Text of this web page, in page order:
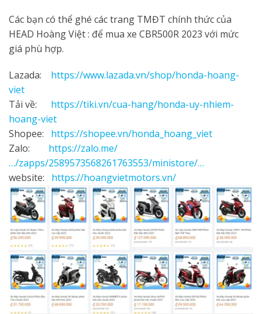
Các bạn có thể ghé các trang TMĐT chính thức của
HEAD Hoàng Việt : để mua xe CBR500R 2023 với mức
giá phù hợp.
Lazada: https://www.lazada.vn/shop/honda-hoang-
viet
Tải về: https://tiki.vn/cua-hang/honda-uy-nhiem-
hoang-viet
Shopee:
https://shopee.vn/honda_hoang_viet
Zalo: https://zalo.me/
…/zapps/2589573568261763553/ministore/…
website:
https://hoangvietmotors.vn/